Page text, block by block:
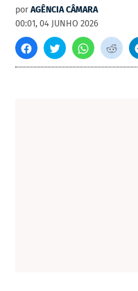
por AGÊNCIA CÂMARA
00:01, 04 JUNHO 2026